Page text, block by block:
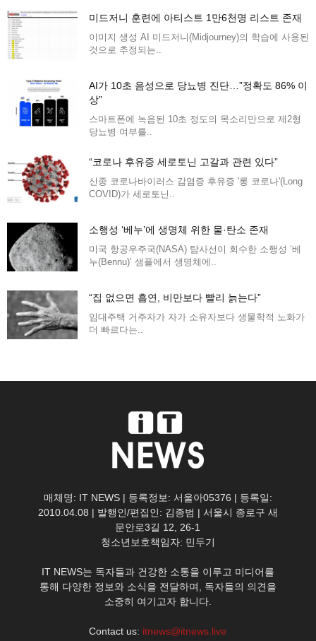
미드저니 훈련에 아티스트 1만6천명 리스트 존재
이미지 생성 AI 미드저니(Midjourney)의 학습에 사용된
것으로 추정되는..
AI가 10초 음성으로 당뇨병 진단…”정확도 86% 이
상”
스마트폰에 녹음된 10초 정도의 목소리만으로 제2형
당뇨병 여부를..
“코로나 후유증 세로토닌 고갈과 관련 있다”
신종 코로나바이러스 감염증 후유증 '롱 코로나'(Long
COVID)가 세로토닌..
소행성 ‘베누’에 생명체 위한 물·탄소 존재
미국 항공우주국(NASA) 탐사선이 회수한 소행성 ‘베
누(Bennu)’ 샘플에서 생명체에..
“집 없으면 흡연, 비만보다 빨리 늙는다”
임대주택 거주자가 자가 소유자보다 생물학적 노화가
더 빠르다는..
매체명: IT NEWS | 등록정보: 서울아05376 | 등록일:
2010.04.08 | 발행인/편집인: 김종범 | 서울시 종로구 새
문안로3길 12, 26-1
청소년보호책임자: 민두기
IT NEWS는 독자들과 건강한 소통을 이루고 미디어를
통해 다양한 정보와 소식을 전달하며, 독자들의 의견을
소중히 여기고자 합니다.
Contact us: itnews@itnews.live